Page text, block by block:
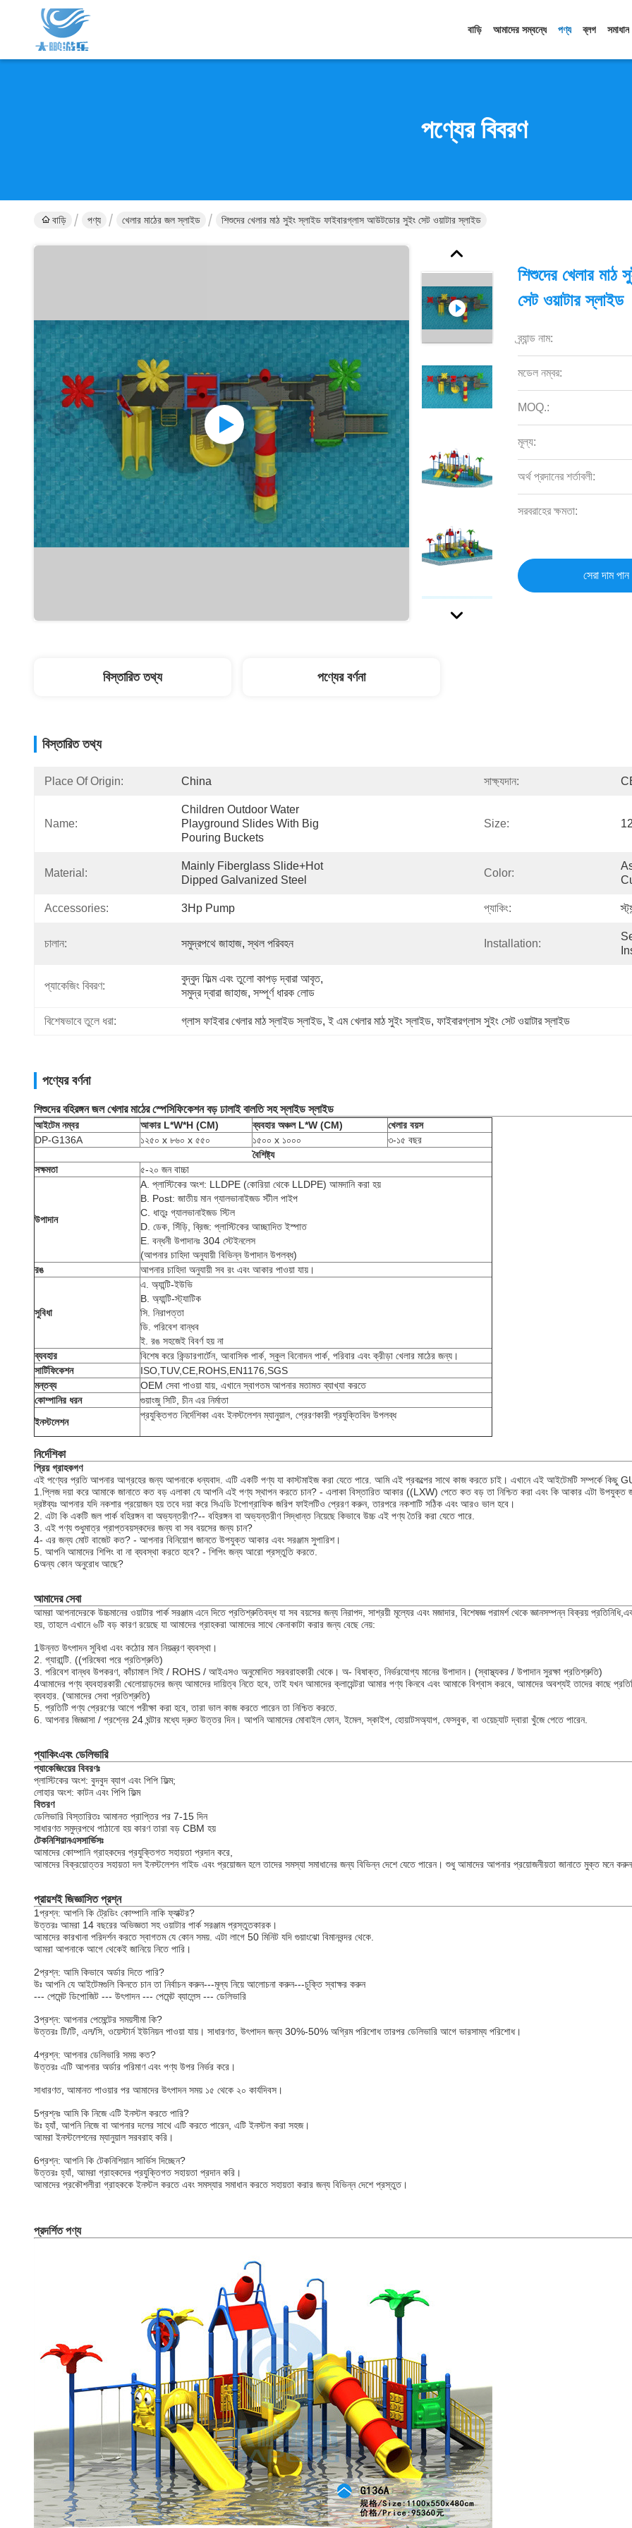
বাড়ি আমাদের সম্বন্ধে পণ্য ব্লগ সমাধান
পণ্যের বিবরণ
বাড়ি পণ্য খেলার মাঠের জল স্লাইড শিশুদের খেলার মাঠ সুইং স্লাইড ফাইবারগ্লাস আউটডোর সুইং সেট ওয়াটার স্লাইড
শিশুদের খেলার
সেট ওয়াটার স্লাইড
ব্র্যান্ড নাম:
মডেল নম্বর:
MOQ.:
মূল্য:
অর্থ প্রদানের শর্তাবলী:
সরবরাহের ক্ষমতা:
সেরা দাম পান
বিস্তারিত তথ্য পণ্যের বর্ণনা
বিস্তারিত তথ্য
Place Of Origin: China সাক্ষ্যদান:
Name:
Children Outdoor Water
Playground Slides With Big
Pouring Buckets
Size:
Material:
Mainly Fiberglass Slide+hot
Dipped Galvanized Steel
Color:
Accessories: 3Hp Pump প্যাকিং:
চালান: সমুদ্রপথে জাহাজ, স্থল পরিবহন Installation:
প্যাকেজিং বিবরণ:
বুদ্বুদ ফিল্ম এবং তুলো কাপড় দ্বারা আবৃত,
সমুদ্র দ্বারা জাহাজ, সম্পূর্ণ ধারক লোড
বিশেষভাবে তুলে ধরা: গ্লাস ফাইবার খেলার মাঠ স্লাইড স্লাইড, ই এম খেলার মাঠ সুইং স্লাইড, ফাইবারগ্লাস সুইং সেট ওয়াটার স্লাইড
পণ্যের বর্ণনা
শিশুদের বহিরঙ্গন জল খেলার মাঠের স্পেসিফিকেশন বড় ঢালাই বালতি সহ স্লাইড স্লাইড
আইটেম নম্বর আকার L*W*H (CM) ব্যবহার অঞ্চল L*W (CM)
খেলার বয়স
DP-G136A
১২৫০ x ৮৬০ x ৫৫০ ১৫০০ x ১০০০
৩-১৫ বছর
বৈশিষ্ট্য
সক্ষমতা
৫-২০ জন বাচ্চা
উপাদান
A. প্লাস্টিকের অংশ: LLDPE (কোরিয়া থেকে LLDPE) আমদানি করা হয়
B. Post: জাতীয় মান গ্যালভানাইজড স্টীল পাইপ
C. ধাতুঃ গ্যালভানাইজড স্টিল
D. ডেক, সিঁড়ি, ব্রিজ: প্লাস্টিকের আচ্ছাদিত ইস্পাত
E. বন্ধনী উপাদানঃ 304 স্টেইনলেস
(আপনার চাহিদা অনুযায়ী বিভিন্ন উপাদান উপলব্ধ)
রঙ
আপনার চাহিদা অনুযায়ী সব রং এবং আকার পাওয়া যায়।
সুবিধা
এ. অ্যান্টি-ইউভি
B. অ্যান্টি-স্ট্যাটিক
সি. নিরাপত্তা
ডি. পরিবেশ বান্ধব
ই. রঙ সহজেই বিবর্ণ হয় না
ব্যবহার
বিশেষ করে কিন্ডারগার্টেন, আবাসিক পার্ক, স্কুল বিনোদন পার্ক, পরিবার এবং ক্রীড়া খেলার মাঠের জন্য।
সার্টিফিকেশন
ISO,TUV,CE,ROHS,EN1176,SGS
মন্তব্য
OEM সেবা পাওয়া যায়, এখানে স্বাগতম আপনার মতামত ব্যাখ্যা করতে
কোম্পানির ধরন
গুয়াংজু সিটি, চীন এর নির্মাতা
ইনস্টলেশন
প্রযুক্তিগত নির্দেশিকা এবং ইনস্টলেশন ম্যানুয়াল, প্রেরণকারী প্রযুক্তিবিদ উপলব্ধ
নির্দেশিকা
প্রিয় গ্রাহকগণ
এই পণ্যের প্রতি আপনার আগ্রহের জন্য আপনাকে ধন্যবাদ. এটি একটি পণ্য যা কাস্টমাইজ করা যেতে পারে. আমি এই প্রকল্পের সাথে কাজ করতে চাই। এখানে এই আইটেমটি সম্পর্কে কিছু
1.প্লিজ দয়া করে আমাকে জানাতে কত বড় এলাকা যে আপনি এই পণ্য স্থাপন করতে চান? - এলাকা বিস্তারিত আকার ((LXW) পেতে কত বড় তা নিশ্চিত করা এবং কি আকার এটা উপযুক্ত
দ্রষ্টব্যঃ আপনার যদি নকশার প্রয়োজন হয় তবে দয়া করে সিএডি টপোগ্রাফিক জরিপ ফাইলটিও প্রেরণ করুন, তারপরে নকশাটি সঠিক এবং আরও ভাল হবে।
2. এটা কি একটি জল পার্ক বহিরঙ্গন বা অভ্যন্তরীণ?-- বহিরঙ্গন বা অভ্যন্তরীণ সিদ্ধান্ত নিয়েছে কিভাবে উচ্চ এই পণ্য তৈরি করা যেতে পারে.
3. এই পণ্য শুধুমাত্র প্রাপ্তবয়স্কদের জন্য বা সব বয়সের জন্য চান?
4- এর জন্য মোট বাজেট কত? - আপনার বিনিয়োগ জানতে উপযুক্ত আকার এবং সরঞ্জাম সুপারিশ।
5. আপনি আমাদের শিপিং বা না ব্যবস্থা করতে হবে? - শিপিং জন্য আরো প্রস্তুতি করতে.
6অন্য কোন অনুরোধ আছে?
আমাদের সেবা
আমরা আপনাদেরকে উচ্চমানের ওয়াটার পার্ক সরঞ্জাম এনে দিতে প্রতিশ্রুতিবদ্ধ যা সব বয়সের জন্য নিরাপদ, সাশ্রয়ী মূল্যের এবং মজাদার, বিশেষজ্ঞ পরামর্শ থেকে জ্ঞানসম্পন্ন বিক্রয়
হয়, তাহলে এখানে ৬টি বড় কারণ রয়েছে যা আমাদের গ্রাহকরা আমাদের সাথে কেনাকাটা করার জন্য বেছে নেয়:
1উন্নত উৎপাদন সুবিধা এবং কঠোর মান নিয়ন্ত্রণ ব্যবস্থা।
2. গ্যারান্টি. ((পরিষেবা পরে প্রতিশ্রুতি)
3. পরিবেশ বান্ধব উপকরণ, কাঁচামাল সিই / ROHS / আইএসও অনুমোদিত সরবরাহকারী থেকে। অ- বিষাক্ত, নির্ভরযোগ্য মানের উপাদান। (স্বাস্থ্যকর / উপাদান সুরক্ষা প্রতিশ্রুতি)
4আমাদের পণ্য ব্যবহারকারী খেলোয়াড়দের জন্য আমাদের দায়িত্ব নিতে হবে, তাই যখন আমাদের ক্লায়েন্টরা আমার পণ্য কিনবে এবং আমাকে বিশ্বাস করবে, আমাদের অবশ্যই তাদের কাছে
ব্যবহার. (আমাদের সেবা প্রতিশ্রুতি)
5. প্রতিটি পণ্য প্রেরণের আগে পরীক্ষা করা হবে, তারা ভাল কাজ করতে পারেন তা নিশ্চিত করতে.
6. আপনার জিজ্ঞাসা / প্রশ্নের 24 ঘন্টার মধ্যে দ্রুত উত্তর দিন। আপনি আমাদের মোবাইল ফোন, ইমেল, স্কাইপ, হোয়াটসঅ্যাপ, ফেসবুক, বা ওয়েচ্যাট দ্বারা খুঁজে পেতে পারেন.
প্যাকিংএবং ডেলিভারি
প্যাকেজিংয়ের বিবরণঃ
প্লাস্টিকের অংশ: বুদবুদ ব্যাগ এবং পিপি ফিল্ম;
লোহার অংশ: কাটন এবং পিপি ফিল্ম
বিতরণ
ডেলিভারি বিস্তারিতঃ আমানত প্রাপ্তির পর 7-15 দিন
সাধারণত সমুদ্রপথে পাঠানো হয় কারণ তারা বড় CBM হয়
টেকনিশিয়ানএসসার্ভিসঃ
আমাদের কোম্পানি গ্রাহকদের প্রযুক্তিগত সহায়তা প্রদান করে,
আমাদের বিক্রয়োত্তর সহায়তা দল ইনস্টলেশন গাইড এবং প্রয়োজন হলে তাদের সমস্যা সমাধানের জন্য বিভিন্ন দেশে যেতে পারেন। শুধু আমাদের আপনার প্রয়োজনীয়তা জানাতে মুক্ত মনে
প্রায়শই জিজ্ঞাসিত প্রশ্ন
1প্রশ্ন: আপনি কি ট্রেডিং কোম্পানি নাকি ফ্যাক্টর?
উত্তরঃ আমরা 14 বছরের অভিজ্ঞতা সহ ওয়াটার পার্ক সরঞ্জাম প্রস্তুতকারক।
আমাদের কারখানা পরিদর্শন করতে স্বাগতম যে কোন সময়. এটা লাগে 50 মিনিট যদি গুয়াংঝো বিমানবন্দর থেকে.
আমরা আপনাকে আগে থেকেই জানিয়ে নিতে পারি।
2প্রশ্ন: আমি কিভাবে অর্ডার দিতে পারি?
উঃ আপনি যে আইটেমগুলি কিনতে চান তা নির্বাচন করুন---মূল্য নিয়ে আলোচনা করুন---চুক্তি স্বাক্ষর করুন
--- পেমেন্ট ডিপোজিট --- উৎপাদন --- পেমেন্ট ব্যালেন্স --- ডেলিভারি
3প্রশ্ন: আপনার পেমেন্টের সময়সীমা কি?
উত্তরঃ টি/টি, এল/সি, ওয়েস্টার্ন ইউনিয়ন পাওয়া যায়। সাধারণত, উৎপাদন জন্য 30%-50% অগ্রিম পরিশোধ তারপর ডেলিভারি আগে ভারসাম্য পরিশোধ।
4প্রশ্ন: আপনার ডেলিভারি সময় কত?
উত্তরঃ এটি আপনার অর্ডার পরিমাণ এবং পণ্য উপর নির্ভর করে।
সাধারণত, আমানত পাওয়ার পর আমাদের উৎপাদন সময় ১৫ থেকে ২০ কার্যদিবস।
5প্রশ্নঃ আমি কি নিজে এটি ইনস্টল করতে পারি?
উঃ হ্যাঁ, আপনি নিজে বা আপনার দলের সাথে এটি করতে পারেন, এটি ইনস্টল করা সহজ।
আমরা ইনস্টলেশনের ম্যানুয়াল সরবরাহ করি।
6প্রশ্ন: আপনি কি টেকনিশিয়ান সার্ভিস দিচ্ছেন?
উত্তরঃ হ্যাঁ, আমরা গ্রাহকদের প্রযুক্তিগত সহায়তা প্রদান করি।
আমাদের প্রকৌশলীরা গ্রাহককে ইনস্টল করতে এবং সমস্যার সমাধান করতে সহায়তা করার জন্য বিভিন্ন দেশে প্রস্তুত।
প্রদর্শিত পণ্য